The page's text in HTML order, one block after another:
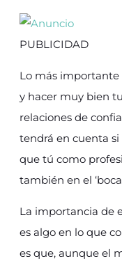
PUBLICIDAD
Lo más importante
y hacer muy bien
relaciones de
tendrá en cuenta
que tú como
también en el ‘boca
La importancia de
es algo en lo que
es que, aunque el